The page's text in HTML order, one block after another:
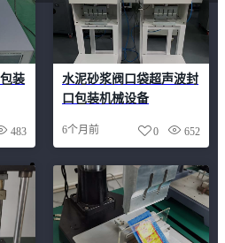
装
483
水泥砂浆阀口袋超声波封
口包装机械设备
6个月前 652
0